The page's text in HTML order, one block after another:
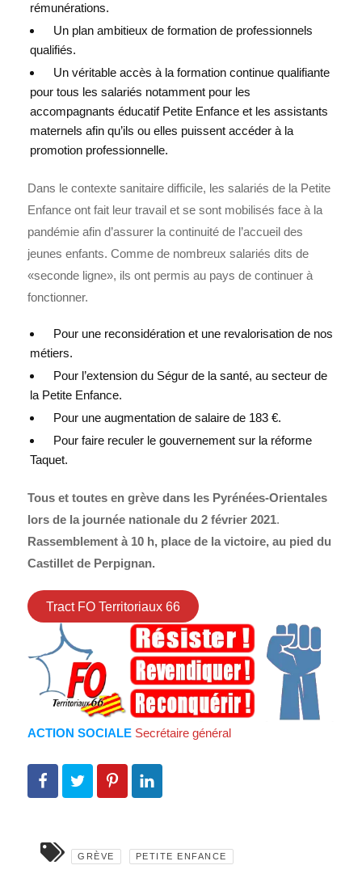
rémunérations.
Un plan ambitieux de formation de professionnels
qualifiés.
Un véritable accès à la formation continue qualifiante
pour tous les salariés notamment pour les
accompagnants éducatif Petite Enfance et les assistants
maternels afin qu’ils ou elles puissent accéder à la
promotion professionnelle.
Dans le contexte sanitaire difficile, les salariés de la Petite
Enfance ont fait leur travail et se sont mobilisés face à la
pandémie afin d’assurer la continuité de l’accueil des
jeunes enfants. Comme de nombreux salariés dits de
«seconde ligne», ils ont permis au pays de continuer à
fonctionner.
Pour une reconsidération et une revalorisation de nos
métiers.
Pour l’extension du Ségur de la santé, au secteur de
la Petite Enfance.
Pour une augmentation de salaire de 183 €.
Pour faire reculer le gouvernement sur la réforme
Taquet.
Tous et toutes en grève dans les Pyrénées-Orientales
lors de la journée nationale du 2 février 2021.
Rassemblement à 10 h, place de la victoire, au pied du
Castillet de Perpignan.
Tract FO Territoriaux 66
ACTION SOCIALE Secrétaire général
GRÈVE PETITE ENFANCE